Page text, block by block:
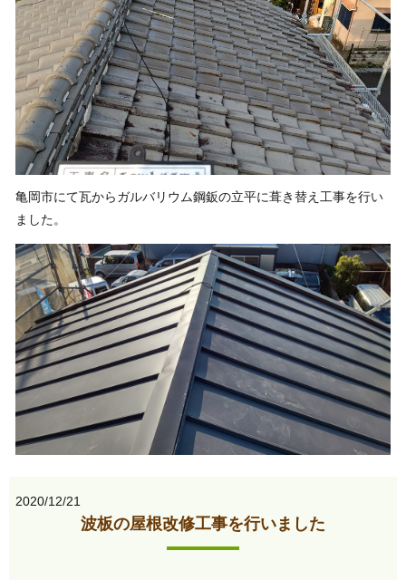
亀岡市にて瓦からガルバリウム鋼鈑の立平に葺き替え工事を行い
ました。
2020/12/21
波板の屋根改修工事を行いました